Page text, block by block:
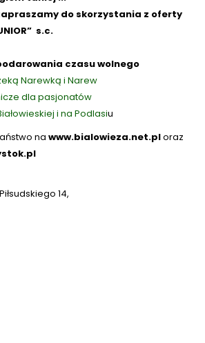
do skorzystania z oferty
s.c.
czasu wolnego
Narewką i Narew
dla pasjonatów
i na Podlasiu
na www.bialowieza.net.ploraz
14,